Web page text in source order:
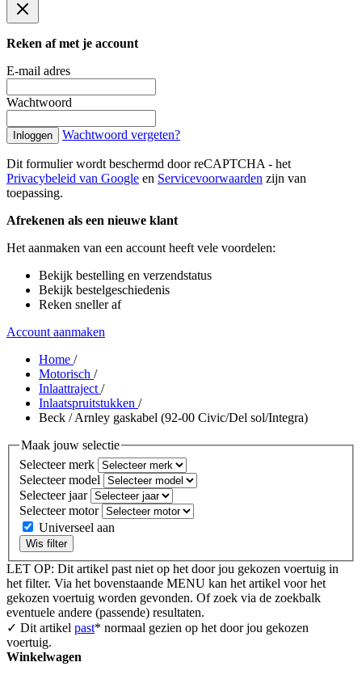
Reken af met je account
E-mail adres
Wachtwoord
Inloggen Wachtwoord vergeten?
Dit formulier wordt beschermd door reCAPTCHA - het
Privacybeleid van Google en Servicevoorwaarden zijn van
toepassing.
Afrekenen als een nieuwe klant
Het aanmaken van een account heeft vele voordelen:
Bekijk bestelling en verzendstatus
Bekijk bestelgeschiedenis
Reken sneller af
Account aanmaken
Home /
Motorisch /
Inlaattraject /
Inlaatspruitstukken /
Beck / Arnley gaskabel (92-00 Civic/Del sol/Integra)
Maak jouw selectie
Selecteer merk
Selecteer model
Selecteer jaar
Selecteer motor
Universeel aan
Wis filter
LET OP: Dit artikel past niet op het door jou gekozen voertuig in
het filter. Via het bovenstaande MENU kan het artikel voor het
gekozen voertuig worden gevonden. Of zoek via de zoekbalk
eventuele andere (passende) resultaten.
✓ Dit artikel past* normaal gezien op het door jou gekozen
voertuig.
Winkelwagen